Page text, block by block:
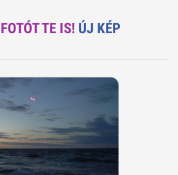
TE IS! ÚJ KÉP